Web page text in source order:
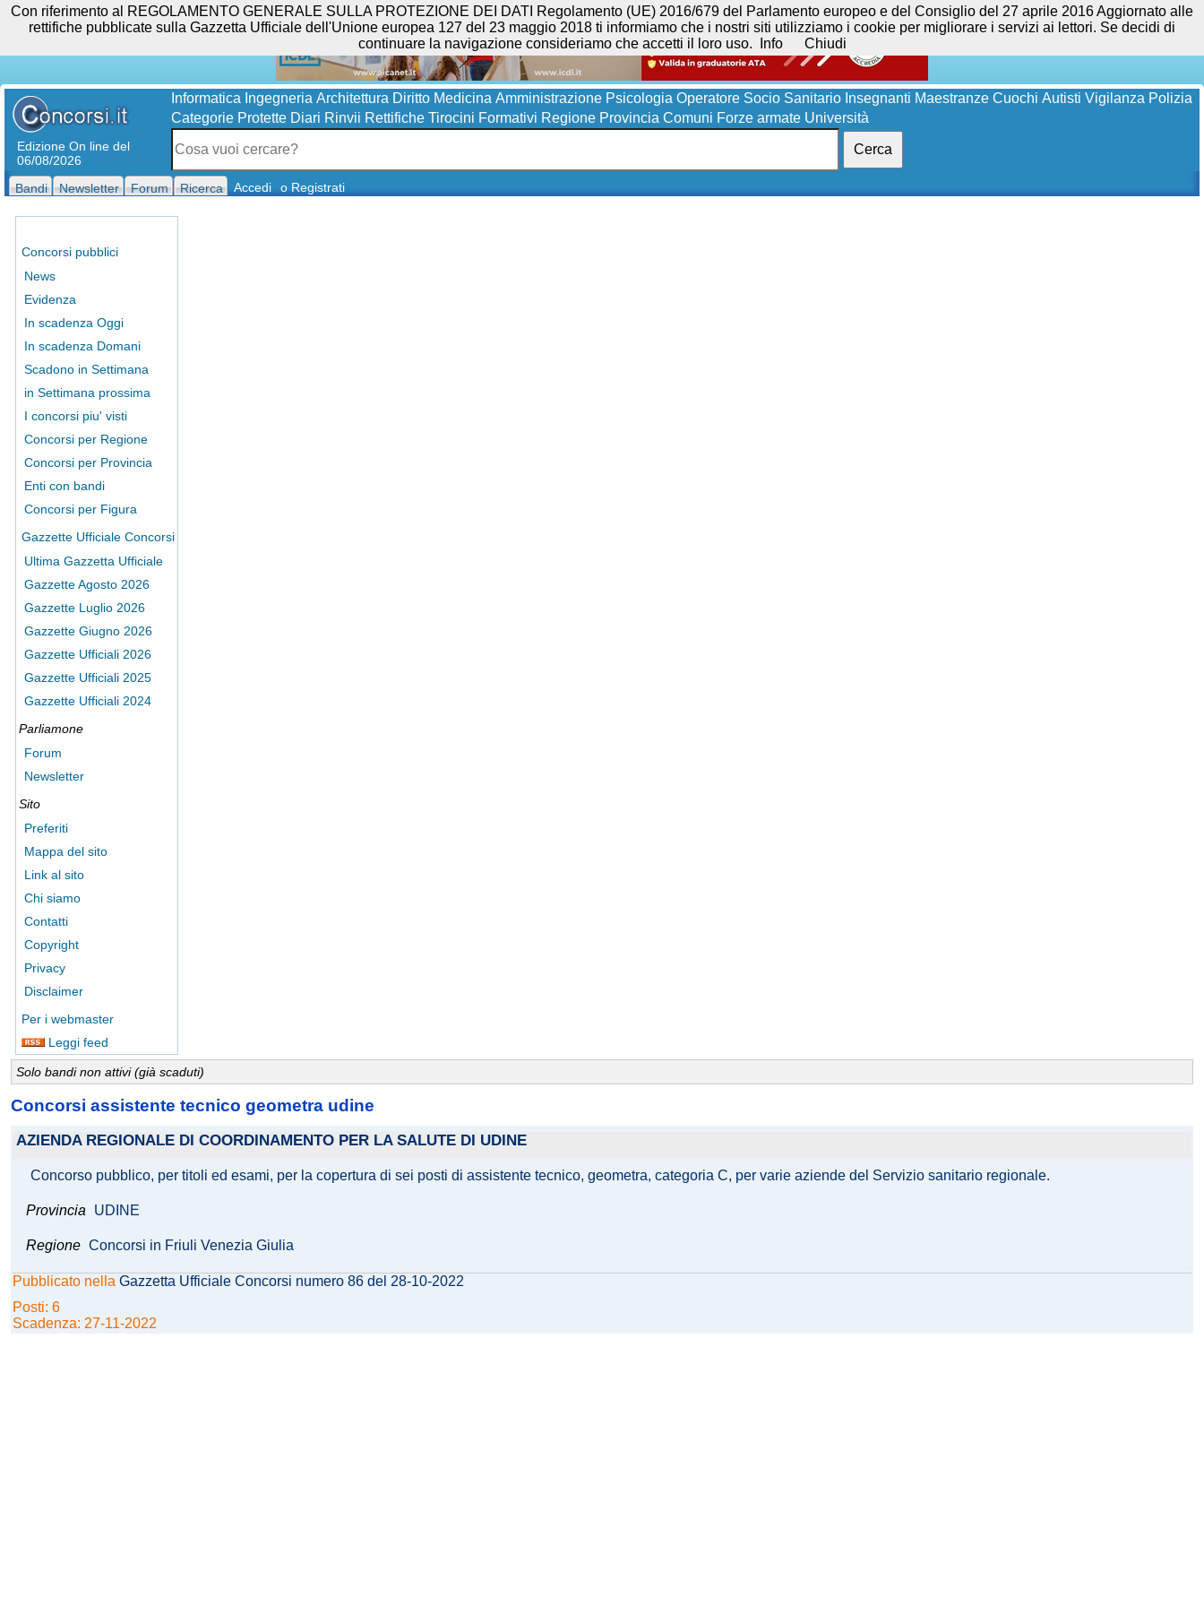
Edizione On line del
06/08/2026
Informatica Ingegneria Architettura Diritto Medicina Amministrazione Psicologia Operatore Socio Sanitario Insegnanti Maestranze Cuochi Autisti Vigilanza Polizia
Categorie Protette Diari Rinvii Rettifiche Tirocini Formativi Regione Provincia Comuni Forze armate Università
Cerca
Bandi Newsletter Forum Ricerca Accedi o Registrati
Concorsi pubblici
News
Evidenza
In scadenza Oggi
In scadenza Domani
Scadono in Settimana
in Settimana prossima
I concorsi piu' visti
Concorsi per Regione
Concorsi per Provincia
Enti con bandi
Concorsi per Figura
Gazzette Ufficiale Concorsi
Ultima Gazzetta Ufficiale
Gazzette Agosto 2026
Gazzette Luglio 2026
Gazzette Giugno 2026
Gazzette Ufficiali 2026
Gazzette Ufficiali 2025
Gazzette Ufficiali 2024
Parliamone
Forum
Newsletter
Sito
Preferiti
Mappa del sito
Link al sito
Chi siamo
Contatti
Copyright
Privacy
Disclaimer
Per i webmaster
Leggi feed
Solo bandi non attivi (già scaduti)
Concorsi assistente tecnico geometra udine
AZIENDA REGIONALE DI COORDINAMENTO PER LA SALUTE DI UDINE
Concorso pubblico, per titoli ed esami, per la copertura di sei posti di assistente tecnico, geometra, categoria C, per varie aziende del Servizio sanitario regionale.
Provincia UDINE
Regione Concorsi in Friuli Venezia Giulia
Pubblicato nella Gazzetta Ufficiale Concorsi numero 86 del 28-10-2022
Posti: 6
Scadenza: 27-11-2022
Con riferimento al REGOLAMENTO GENERALE SULLA PROTEZIONE DEI DATI Regolamento (UE) 2016/679 del Parlamento europeo e del Consiglio del 27 aprile 2016 Aggiornato alle
rettifiche pubblicate sulla Gazzetta Ufficiale dell'Unione europea 127 del 23 maggio 2018 ti informiamo che i nostri siti utilizziamo i cookie per migliorare i servizi ai lettori. Se decidi di
continuare la navigazione consideriamo che accetti il loro uso.
Info Chiudi